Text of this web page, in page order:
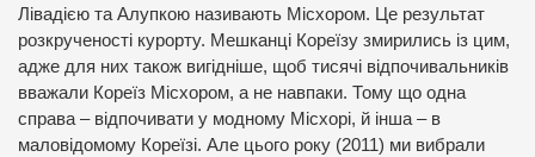
Лівадією та Алупкою називають Місхором. Це результат
розкрученості курорту. Мешканці Кореїзу змирились із цим,
адже для них також вигідніше, щоб тисячі відпочивальників
вважали Кореїз Місхором, а не навпаки. Тому що одна
справа – відпочивати у модному Місхорі, й інша – в
маловідомому Кореїзі. Але цього року (2011) ми вибрали